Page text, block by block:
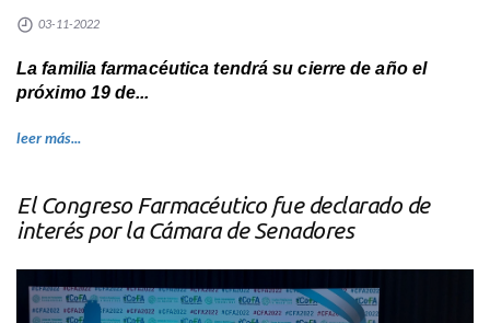
03-11-2022
La familia farmacéutica tendrá su cierre de año el
próximo 19 de...
leer más...
El Congreso Farmacéutico fue declarado de
interés por la Cámara de Senadores